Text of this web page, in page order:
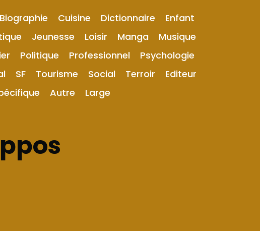
Biographie Cuisine Dictionnaire
Enfant
Jeunesse Loisir Manga
Musique
Politique Professionnel
Psychologie
SF Tourisme Social Terroir
Editeur
Autre Large